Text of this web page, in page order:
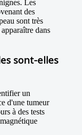
Les
des
sont très
dans
sont-elles
un
d'une tumeur
à des tests